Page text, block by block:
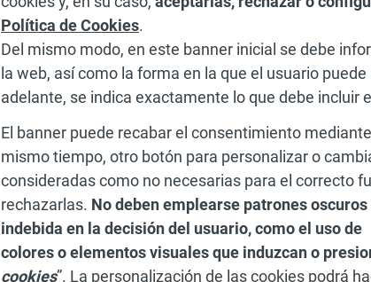
Política de Cookies.
Del mismo modo, en este banner inicial se debe
la web, así como la forma en la que el usuario
adelante, se indica exactamente lo que debe incluir
El banner puede recabar el consentimiento
mismo tiempo, otro botón para personalizar o
consideradas como no necesarias para el correcto
rechazarlas. No deben emplearse patrones
indebida en la decisión del usuario, como el uso de
colores o elementos visuales que induzcan o
cookies”. La personalización de las cookies podrá